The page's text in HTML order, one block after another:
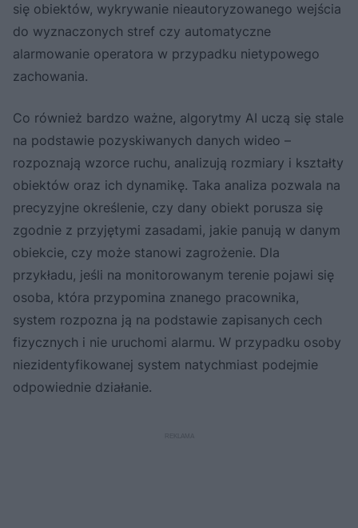
się obiektów, wykrywanie nieautoryzowanego wejścia
do wyznaczonych stref czy automatyczne
alarmowanie operatora w przypadku nietypowego
zachowania.
Co również bardzo ważne, algorytmy AI uczą się stale
na podstawie pozyskiwanych danych wideo –
rozpoznają wzorce ruchu, analizują rozmiary i kształty
obiektów oraz ich dynamikę. Taka analiza pozwala na
precyzyjne określenie, czy dany obiekt porusza się
zgodnie z przyjętymi zasadami, jakie panują w danym
obiekcie, czy może stanowi zagrożenie. Dla
przykładu, jeśli na monitorowanym terenie pojawi się
osoba, która przypomina znanego pracownika,
system rozpozna ją na podstawie zapisanych cech
fizycznych i nie uruchomi alarmu. W przypadku osoby
niezidentyfikowanej system natychmiast podejmie
odpowiednie działanie.